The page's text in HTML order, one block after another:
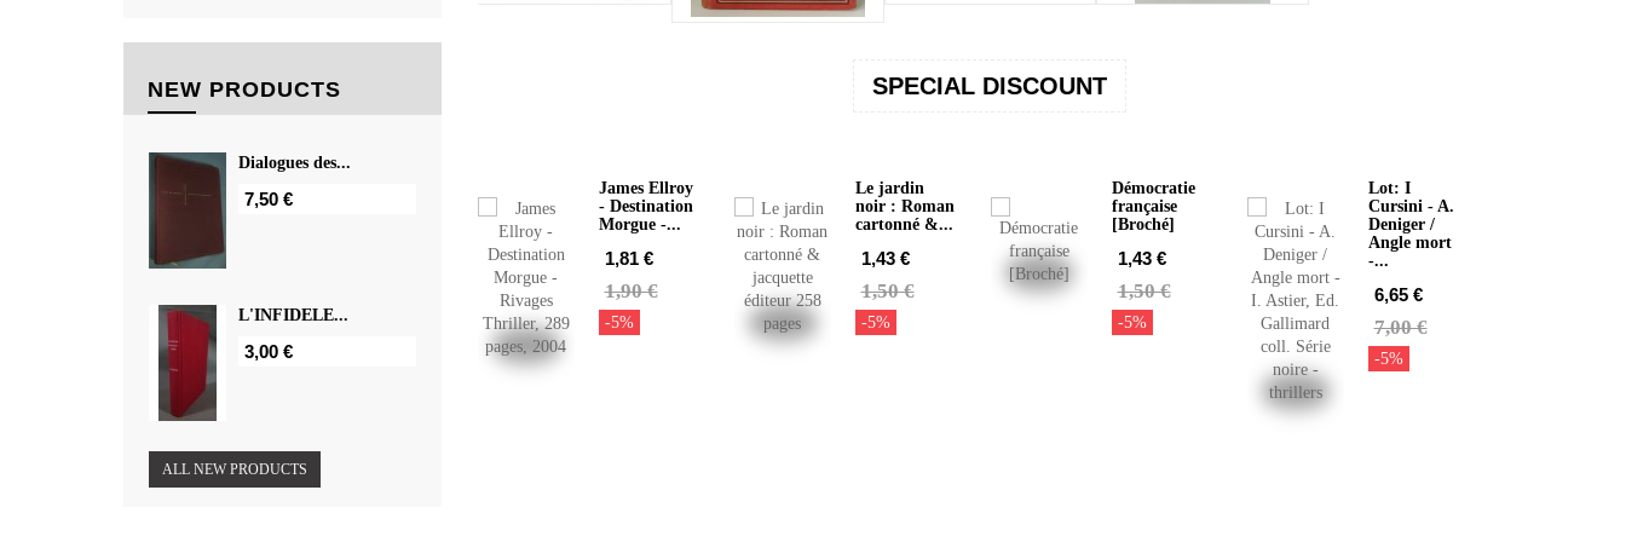
NEW PRODUCTS
Dialogues des...
7,50 €
L'INFIDELE...
3,00 €
ALL NEW PRODUCTS
SPECIAL DISCOUNT
James Ellroy
- Destination
Morgue -...
1,81 €
1,90 €
-5%
Le jardin
noir : Roman
cartonné &...
1,43 €
1,50 €
-5%
Démocratie
française
[Broché]
1,43 €
1,50 €
-5%
Lot: I
Cursini - A.
Deniger /
Angle mort
-...
6,65 €
7,00 €
-5%